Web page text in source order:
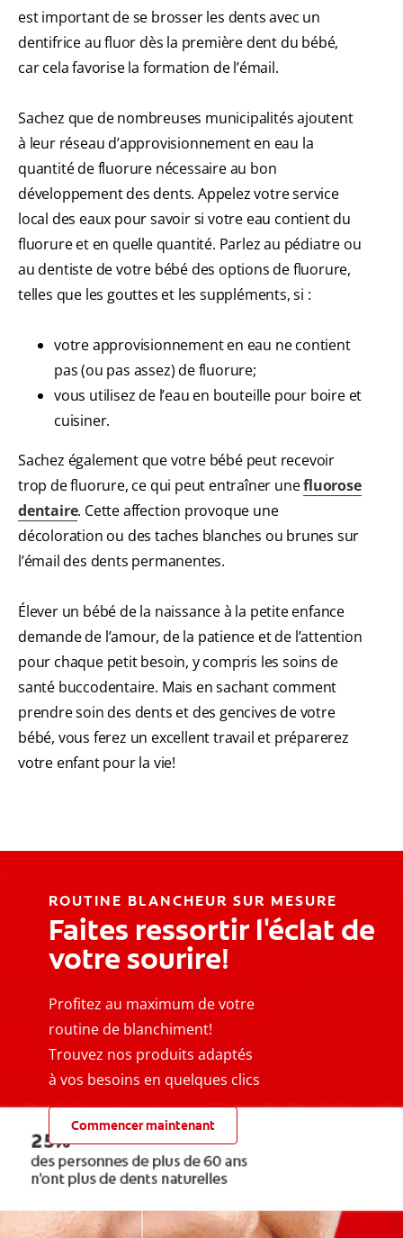
est important de se brosser les dents avec un
dentifrice au fluor dès la première dent du bébé,
car cela favorise la formation de l’émail.
Sachez que de nombreuses municipalités ajoutent
à leur réseau d’approvisionnement en eau la
quantité de fluorure nécessaire au bon
développement des dents. Appelez votre service
local des eaux pour savoir si votre eau contient du
fluorure et en quelle quantité. Parlez au pédiatre ou
au dentiste de votre bébé des options de fluorure,
telles que les gouttes et les suppléments, si :
votre approvisionnement en eau ne contient
pas (ou pas assez) de fluorure;
vous utilisez de l’eau en bouteille pour boire et
cuisiner.
Sachez également que votre bébé peut recevoir
trop de fluorure, ce qui peut entraîner unefluorose
dentaire. Cette affection provoque une
décoloration ou des taches blanches ou brunes sur
l’émail des dents permanentes.
Élever un bébé de la naissance à la petite enfance
demande de l’amour, de la patience et de l’attention
pour chaque petit besoin, y compris les soins de
santé buccodentaire. Mais en sachant comment
prendre soin des dents et des gencives de votre
bébé, vous ferez un excellent travail et préparerez
votre enfant pour la vie!
ROUTINE BLANCHEUR SUR MESURE
Faites ressortir l'éclat de
votre sourire!
Profitez au maximum de votre
routine de blanchiment!
Trouvez nos produits adaptés
à vos besoins en quelques clics
Commencer maintenant